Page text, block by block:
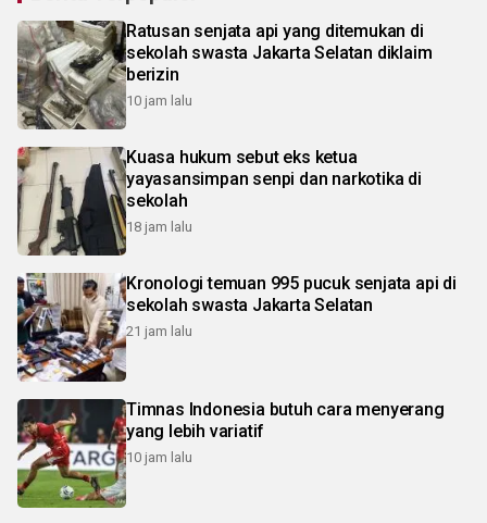
Ratusan senjata api yang ditemukan di
sekolah swasta Jakarta Selatan diklaim
berizin
10 jam lalu
Kuasa hukum sebut eks ketua
yayasansimpan senpi dan narkotika di
sekolah
18 jam lalu
Kronologi temuan 995 pucuk senjata api di
sekolah swasta Jakarta Selatan
21 jam lalu
Timnas Indonesia butuh cara menyerang
yang lebih variatif
10 jam lalu